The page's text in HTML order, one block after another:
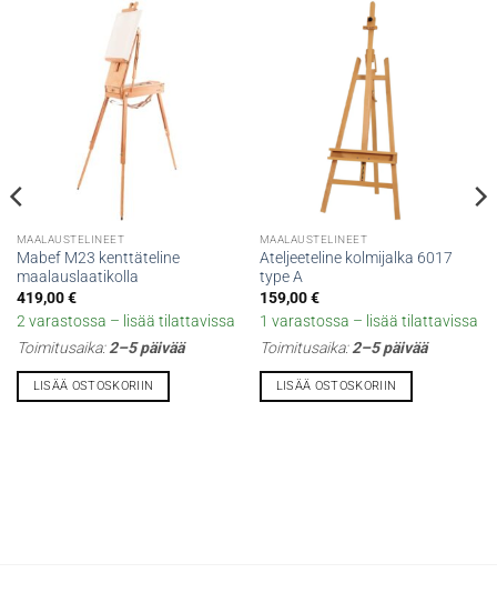
MAALAUSTELINEET
Mabef M23 kenttäteline
maalauslaatikolla
419,00€
2 varastossa – lisää tilattavissa
Toimitusaika:2–5 päivää
LISÄÄ OSTOSKORIIN
MAALAUSTELINEET
Ateljeeteline kolmijalka 6017
type A
159,00€
1 varastossa – lisää tilattavissa
Toimitusaika:2–5 päivää
LISÄÄ OSTOSKORIIN